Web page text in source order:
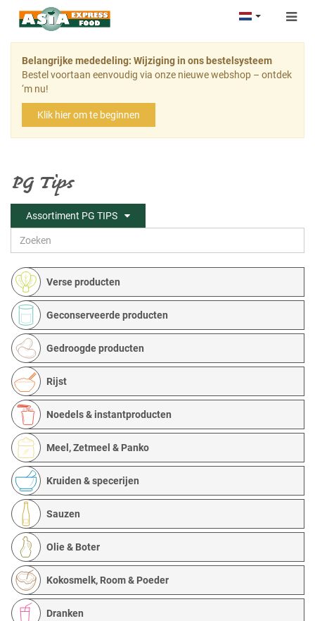
Belangrijke mededeling: Wijziging in ons bestelsysteem
Bestel voortaan eenvoudig via onze nieuwe webshop – ontdek
‘m nu!
Klik hier om te beginnen
Verse producten
Geconserveerde producten
Gedroogde producten
Rijst
Noedels & instantproducten
Meel, Zetmeel & Panko
Kruiden & specerijen
Sauzen
Olie & Boter
Kokosmelk, Room & Poeder
Dranken
PG Tips
Assortiment PG TIPS